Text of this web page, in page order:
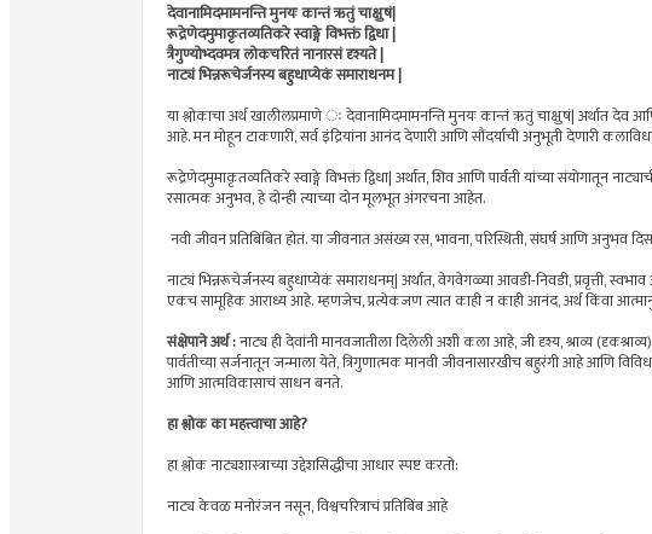
देवानामिदमामनन्ति मुनयः कान्तं ऋतुं चाक्षुषं|
रूद्रेणेदमुमाकृतव्यतिकरे स्वाङ्गे विभक्तं द्विधा |
त्रैगुण्योभ्दवमत्र लोकचरितं नानारसं दृश्यते |
नाट्यं भिन्नरूचेर्जनस्य बहुधाप्येकं समाराधनम |
या श्लोकाचा अर्थ खालीलप्रमाणे ः देवानामिदमामनन्ति मुनयः कान्तं ऋतुं चाक्षुषं| अर्थात
आहे. मन मोहून टाकणारी, सर्व इंद्रियांना आनंद देणारी आणि सौंदर्याची अनुभूती देणारी
रूद्रेणेदमुमाकृतव्यतिकरे स्वाङ्गे विभक्तं द्विधा| अर्थात, शिव आणि पार्वती यांच्या संयोगातून
रसात्मक अनुभव, हे दोन्ही त्याच्या दोन मूलभूत अंगरचना आहेत.
नवी जीवन प्रतिबिंबित होतं. या जीवनात असंख्य रस, भावना, परिस्थिती, संघर्ष आणि अनुभव
नाट्यं भिन्नरूचेर्जनस्य बहुधाप्येकं समाराधनम्| अर्थात, वेगवेगळ्या आवडी-निवडी, प्रवृत्ती,
एकच सामूहिक आराध्य आहे. म्हणजेच, प्रत्येकजण त्यात काही न काही आनंद, अर्थ किंवा
संक्षेपाने अर्थ :नाट्य ही देवांनी मानवजातीला दिलेली अशी कला आहे, जी दृश्य, श्राव्य
पार्वतीच्या सर्जनातून जन्माला येते, त्रिगुणात्मक मानवी जीवनासारखीच बहुरंगी आहे आणि
आणि आत्मविकासाचं साधन बनते.
हा श्लोक का महत्त्वाचा आहे?
हा श्लोक नाट्यशास्त्राच्या उद्देशसिद्धीचा आधार स्पष्ट करतो:
नाट्य केवळ मनोरंजन नसून, विश्वचरित्राचं प्रतिबिंब आहे